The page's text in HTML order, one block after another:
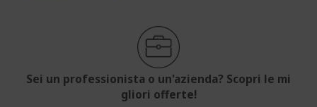
Sei un professionista o un'azienda? Scopri le mi
gliori offerte!